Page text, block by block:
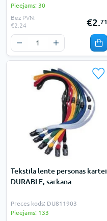
Pieejams: 30
Bez PVN:
€2.24
€2.71
Tekstila lente personas kartei
DURABLE, sarkana
Preces kods: DU811903
Pieejams: 133